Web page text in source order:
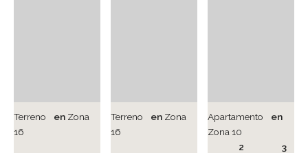
Terreno en Zona
16
Terreno en Zona
16
Apartamento
en
Zona 10
2
3